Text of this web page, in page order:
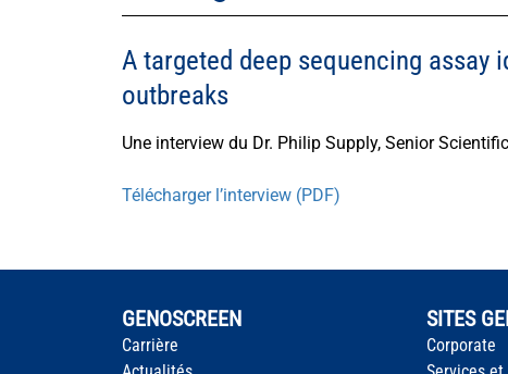
A targeted deep sequencing
outbreaks
Une interview du Dr. Philip Supply, Senior
Télécharger l’interview (PDF)
GENOSCREEN
Carrière
SITES
Corporate